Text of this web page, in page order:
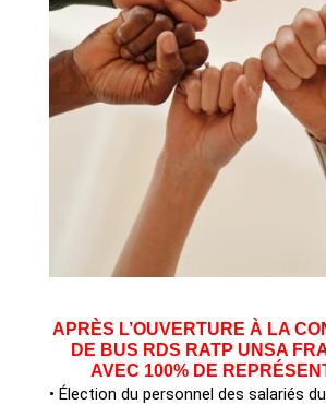
APRÈS L’OUVERTURE À LA
DE BUS RDS RATP UNSA
AVEC 100% DE
• Élection du personnel des salariés du